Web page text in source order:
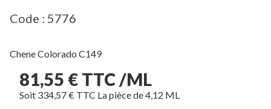
Code : 5776
Chene Colorado C149
81,55 € TTC /ML
Soit 334,57 € TTC La pièce de 4,12 ML